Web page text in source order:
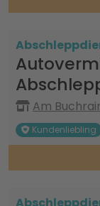
Am
Kundenliebling